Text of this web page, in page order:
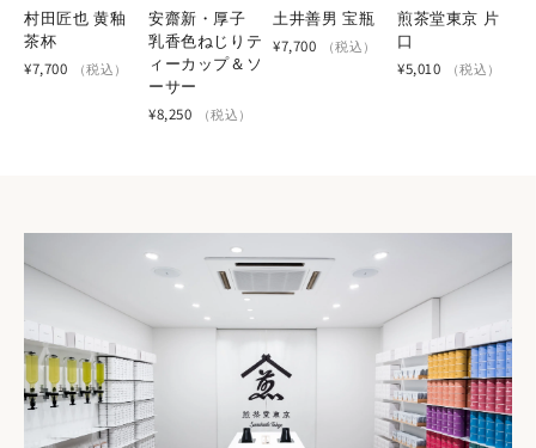
村田匠也 黄釉
茶杯
¥7,700
（税込）
安齋新・厚子
乳香色ねじりテ
ィーカップ＆ソ
ーサー
¥8,250
（税込）
土井善男 宝瓶
¥7,700
（税込）
煎茶堂東京 片
口
¥5,010
（税込）